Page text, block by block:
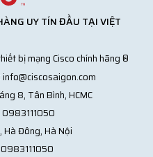
UY TÍN ĐẦU TẠI VIỆT
bị mạng Cisco chính hãng ®
info@ciscosaigon.com
8, Tân Bình, HCMC
0983111050
Hà Đông, Hà Nội
0983111050